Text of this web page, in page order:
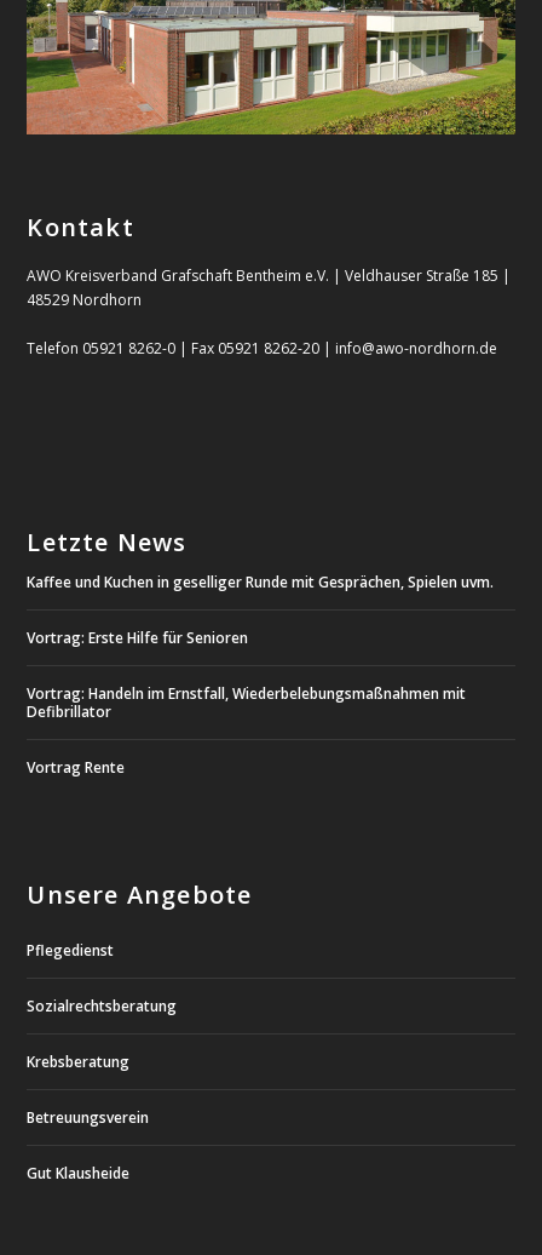
Kontakt
AWO Kreisverband Grafschaft Bentheim e.V. | Veldhauser Straße 185 |
48529 Nordhorn
Telefon 05921 8262-0 | Fax 05921 8262-20 | info@awo-nordhorn.de
Letzte News
Kaffee und Kuchen in geselliger Runde mit Gesprächen, Spielen uvm.
Vortrag: Erste Hilfe für Senioren
Vortrag: Handeln im Ernstfall, Wiederbelebungsmaßnahmen mit
Defibrillator
Vortrag Rente
Unsere Angebote
Pflegedienst
Sozialrechtsberatung
Krebsberatung
Betreuungsverein
Gut Klausheide